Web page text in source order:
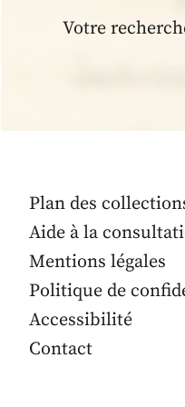
Votre
Plan des
Aide à la
Mentions légales
Politique de
Accessibilité
Contact